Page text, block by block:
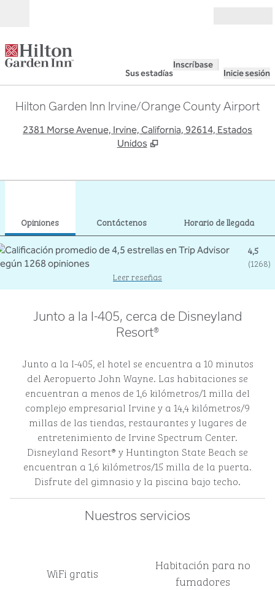
Sus estadías
Inscríbase
Inicie sesión
Hilton Garden Inn Irvine/Orange County Airport
2381 Morse Avenue, Irvine, California, 92614, Estados
Unidos
Opiniones Contáctenos Horario de llegada
4,5
(1268)
Leer reseñas
Junto a la I-405, cerca de Disneyland
Resort®
Junto a la I-405, el hotel se encuentra a 10 minutos
del Aeropuerto John Wayne. Las habitaciones se
encuentran a menos de 1,6 kilómetros/1 milla del
complejo empresarial Irvine y a 14,4 kilómetros/9
millas de las tiendas, restaurantes y lugares de
entretenimiento de Irvine Spectrum Center.
Disneyland Resort® y Huntington State Beach se
encuentran a 1,6 kilómetros/15 milla de la puerta.
Disfrute del gimnasio y la piscina bajo techo.
Nuestros servicios
WiFi gratis
Habitación para no
fumadores